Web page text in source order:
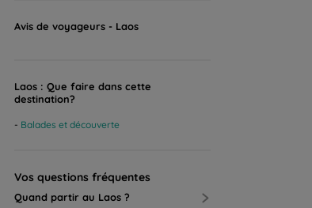
Avis de voyageurs - Laos
Laos : Que faire dans cette
destination?
Balades et découverte
Vos questions fréquentes
Quand partir au Laos ?